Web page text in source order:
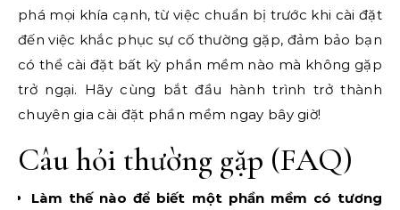
phá mọi khía cạnh, từ việc chuẩn bị trước khi cài đặt
đến việc khắc phục sự cố thường gặp, đảm bảo bạn
có thể cài đặt bất kỳ phần mềm nào mà không gặp
trở ngại. Hãy cùng bắt đầu hành trình trở thành
chuyên gia cài đặt phần mềm ngay bây giờ!
Câu hỏi thường gặp (FAQ)
Làm thế nào để biết một phần mềm có tương